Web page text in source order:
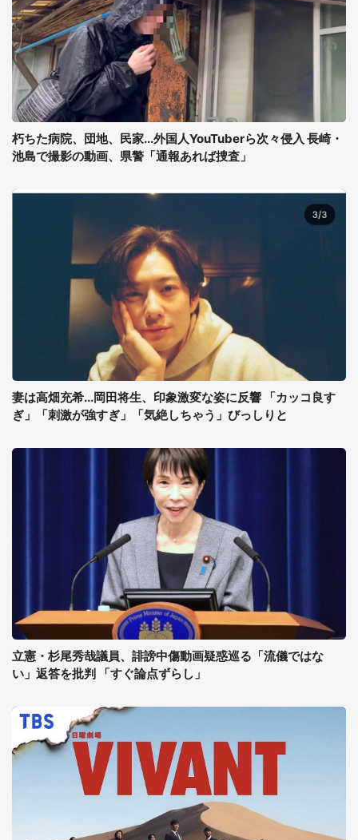
朽ちた病院、団地、民家...外国人YouTuberら次々侵入 長崎・
池島で撮影の動画、県警「通報あれば捜査」
妻は高畑充希...岡田将生、印象激変な姿に反響 「カッコ良す
ぎ」「刺激が強すぎ」「気絶しちゃう」びっしりと
立憲・杉尾秀哉議員、誹謗中傷動画疑惑巡る「流儀ではな
い」返答を批判 「すぐ論点ずらし」